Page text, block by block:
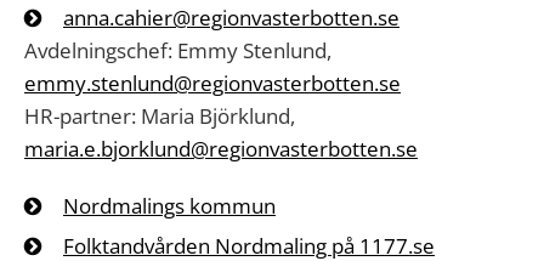
anna.cahier@regionvasterbotten.se
Avdelningschef: Emmy Stenlund,
emmy.stenlund@regionvasterbotten.se
HR-partner: Maria Björklund,
maria.e.bjorklund@regionvasterbotten.se
Nordmalings kommun
Folktandvården Nordmaling på 1177.se